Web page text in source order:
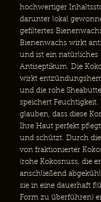
hochwertiger
darunter lokal
gefiltertes
Bienenwachs wirkt
und ist ein natürliches
Antiseptikum. Die
wirkt
und die rohe
speichert Feuchtigkeit.
glauben, dass diese
Ihre Haut perfekt
und schützt. Durch
von fraktionierter
(rohe Kokosnuss, die
anschließend
sie in eine dauerhaft
Form zu überführen)